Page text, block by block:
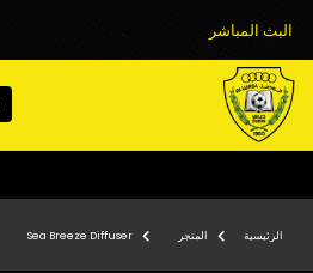
البث المباشر
الرئيسية المتجر Sea Breeze Diffuser